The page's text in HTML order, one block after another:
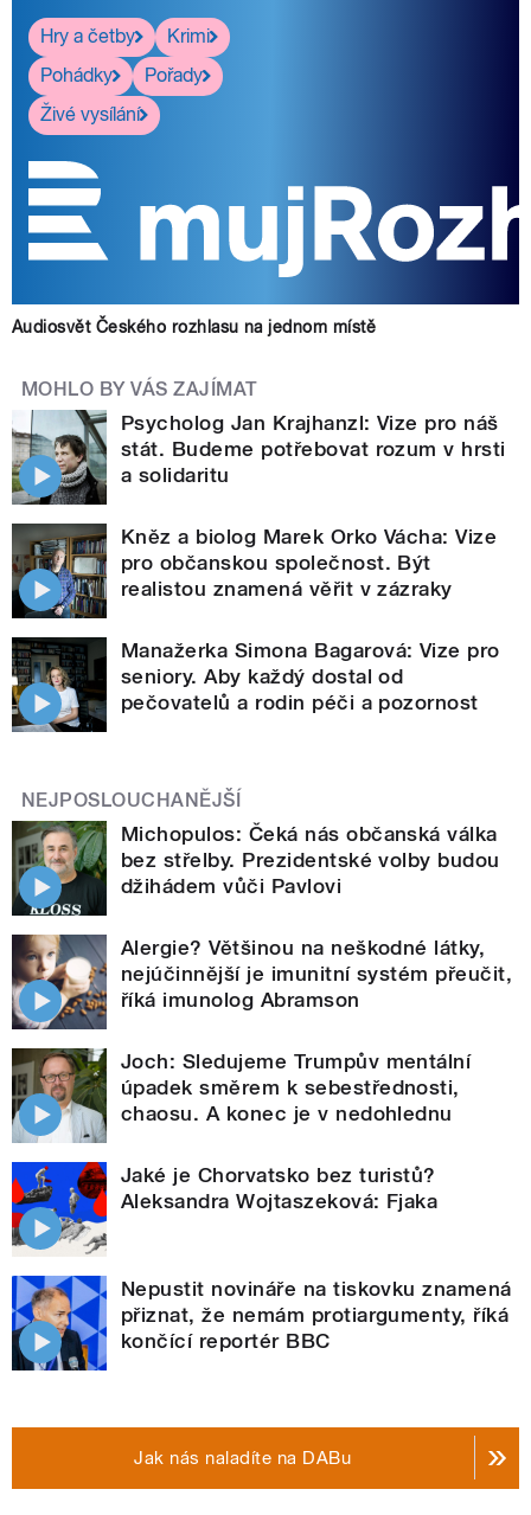
Hry a četby
Krimi
Pohádky
Pořady
Živé vysílání
Audiosvět Českého rozhlasu na jednom místě
MOHLO BY VÁS ZAJÍMAT
Psycholog Jan Krajhanzl: Vize pro náš
stát. Budeme potřebovat rozum v hrsti
a solidaritu
Kněz a biolog Marek Orko Vácha: Vize
pro občanskou společnost. Být
realistou znamená věřit v zázraky
Manažerka Simona Bagarová: Vize pro
seniory. Aby každý dostal od
pečovatelů a rodin péči a pozornost
NEJPOSLOUCHANĚJŠÍ
Michopulos: Čeká nás občanská válka
bez střelby. Prezidentské volby budou
džihádem vůči Pavlovi
Alergie? Většinou na neškodné látky,
nejúčinnější je imunitní systém přeučit,
říká imunolog Abramson
Joch: Sledujeme Trumpův mentální
úpadek směrem k sebestřednosti,
chaosu. A konec je v nedohlednu
Jaké je Chorvatsko bez turistů?
Aleksandra Wojtaszeková: Fjaka
Nepustit novináře na tiskovku znamená
přiznat, že nemám protiargumenty, říká
končící reportér BBC
Jak nás naladíte na DABu